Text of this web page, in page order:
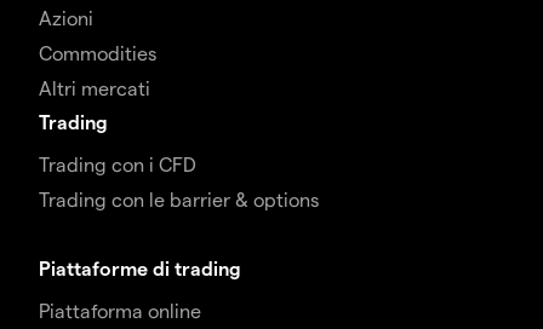
Azioni
Commodities
Altri mercati
Trading
Trading con i CFD
Trading con le barrier & options
Piattaforme di trading
Piattaforma online